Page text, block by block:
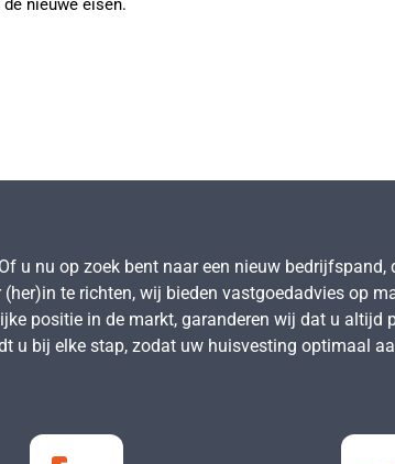
nieuwe eisen.
u nu op zoek bent naar een nieuw
te richten, wij bieden vastgoedadvies op
positie in de markt, garanderen wij dat u altijd
u bij elke stap, zodat uw huisvesting optimaal